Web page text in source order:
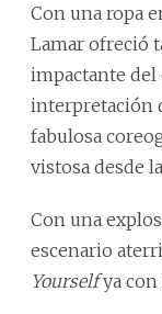
Con una ropa
Lamar ofreció
impactante del
interpretación
fabulosa
vistosa desde
Con una
escenario
Yourselfya con